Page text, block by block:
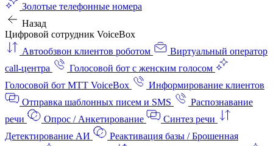
Золотые телефонные номера
Назад
Цифровой сотрудник VoiceBox
Автообзвон клиентов роботом
Виртуальный оператор
call-центра
Голосовой бот с женским голосом
Голосовой бот МТТ VoiceBox
Информирование клиентов
Отправка шаблонных писем и SMS
Распознавание
речи
Опрос / Анкетирование
Синтез речи
Детектирование АИ
Реактивация базы / Брошенная